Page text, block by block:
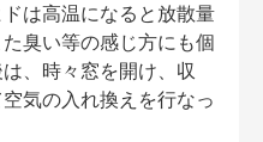
は高温になると放散量
臭い等の感じ方にも個
、時々窓を開け、収
気の入れ換えを行なっ